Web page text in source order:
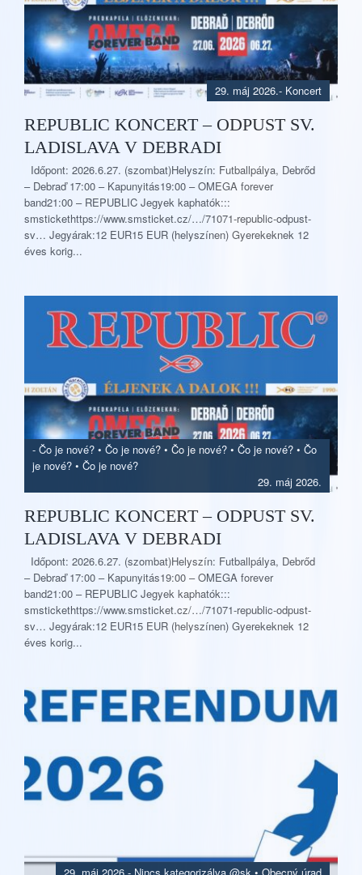
- Koncert
29. máj 2026.
REPUBLIC KONCERT – ODPUST SV.
LADISLAVA V DEBRADI
Időpont: 2026.6.27. (szombat)Helyszín: Futballpálya, Debrőd
– Debraď 17:00 – Kapunyitás19:00 – OMEGA forever
band21:00 – REPUBLIC Jegyek kaphatók:::
smstickethttps://www.smsticket.cz/…/71071-republic-odpust-
sv… Jegyárak:12 EUR15 EUR (helyszínen) Gyerekeknek 12
éves korig...
- Čo je nové? • Čo je nové? • Čo je nové? • Čo je nové? • Čo
je nové? • Čo je nové?
29. máj 2026.
REPUBLIC KONCERT – ODPUST SV.
LADISLAVA V DEBRADI
Időpont: 2026.6.27. (szombat)Helyszín: Futballpálya, Debrőd
– Debraď 17:00 – Kapunyitás19:00 – OMEGA forever
band21:00 – REPUBLIC Jegyek kaphatók:::
smstickethttps://www.smsticket.cz/…/71071-republic-odpust-
sv… Jegyárak:12 EUR15 EUR (helyszínen) Gyerekeknek 12
éves korig...